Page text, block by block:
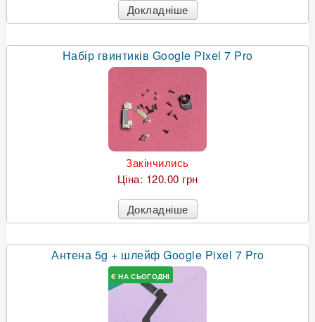
Докладніше
Набір гвинтиків Google Pixel 7 Pro
Закінчились
Ціна: 120.00 грн
Докладніше
Антена 5g + шлейф Google Pixel 7 Pro
Є НА СЬОГОДНІ